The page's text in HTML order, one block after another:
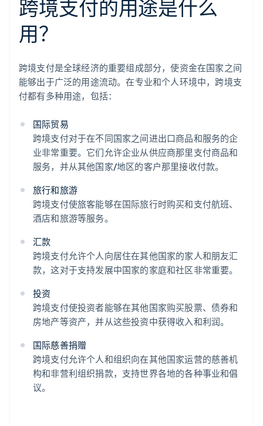
跨境支付的用途是什么
用？
跨境支付是全球经济的重要组成部分，使资金在国家之间
能够出于广泛的用途流动。在专业和个人环境中，跨境支
付都有多种用途，包括：
国际贸易
跨境支付对于在不同国家之间进出口商品和服务的企
业非常重要。它们允许企业从供应商那里支付商品和
服务，并从其他国家/地区的客户那里接收付款。
旅行和旅游
跨境支付使旅客能够在国际旅行时购买和支付航班、
酒店和旅游等服务。
汇款
跨境支付允许个人向居住在其他国家的家人和朋友汇
款，这对于支持发展中国家的家庭和社区非常重要。
投资
跨境支付使投资者能够在其他国家购买股票、债券和
房地产等资产，并从这些投资中获得收入和利润。
国际慈善捐赠
跨境支付允许个人和组织向在其他国家运营的慈善机
构和非营利组织捐款，支持世界各地的各种事业和倡
议。